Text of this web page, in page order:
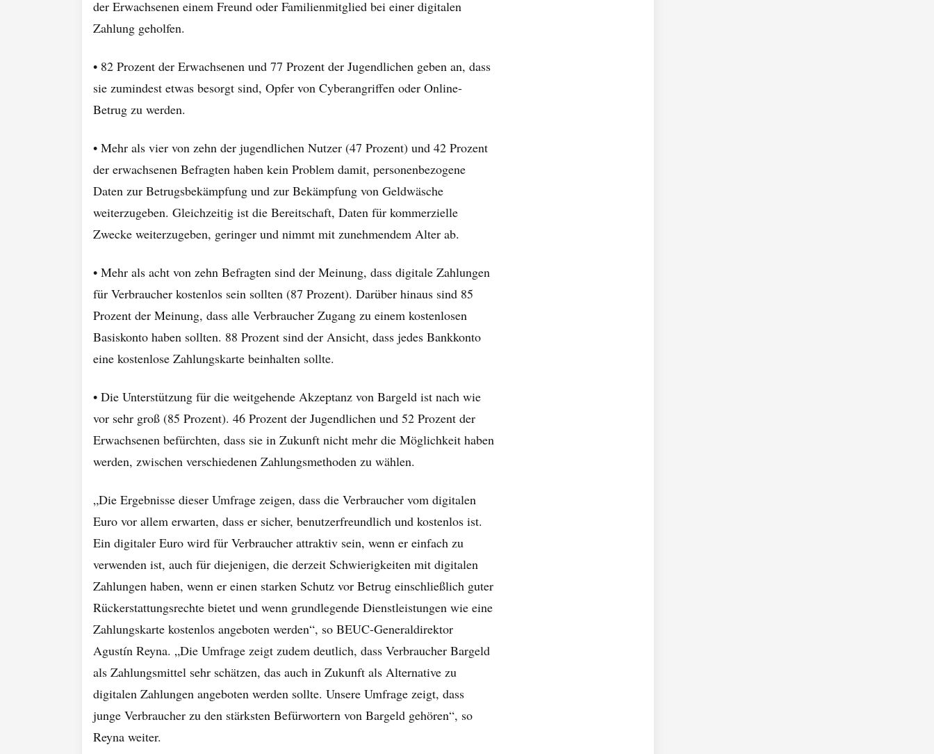
der Erwachsenen einem Freund oder Familienmitglied bei einer digitalen
Zahlung geholfen.
• 82 Prozent der Erwachsenen und 77 Prozent der Jugendlichen geben an, dass
sie zumindest etwas besorgt sind, Opfer von Cyberangriffen oder Online-
Betrug zu werden.
• Mehr als vier von zehn der jugendlichen Nutzer (47 Prozent) und 42 Prozent
der erwachsenen Befragten haben kein Problem damit, personenbezogene
Daten zur Betrugsbekämpfung und zur Bekämpfung von Geldwäsche
weiterzugeben. Gleichzeitig ist die Bereitschaft, Daten für kommerzielle
Zwecke weiterzugeben, geringer und nimmt mit zunehmendem Alter ab.
• Mehr als acht von zehn Befragten sind der Meinung, dass digitale Zahlungen
für Verbraucher kostenlos sein sollten (87 Prozent). Darüber hinaus sind 85
Prozent der Meinung, dass alle Verbraucher Zugang zu einem kostenlosen
Basiskonto haben sollten. 88 Prozent sind der Ansicht, dass jedes Bankkonto
eine kostenlose Zahlungskarte beinhalten sollte.
• Die Unterstützung für die weitgehende Akzeptanz von Bargeld ist nach wie
vor sehr groß (85 Prozent). 46 Prozent der Jugendlichen und 52 Prozent der
Erwachsenen befürchten, dass sie in Zukunft nicht mehr die Möglichkeit haben
werden, zwischen verschiedenen Zahlungsmethoden zu wählen.
„Die Ergebnisse dieser Umfrage zeigen, dass die Verbraucher vom digitalen
Euro vor allem erwarten, dass er sicher, benutzerfreundlich und kostenlos ist.
Ein digitaler Euro wird für Verbraucher attraktiv sein, wenn er einfach zu
verwenden ist, auch für diejenigen, die derzeit Schwierigkeiten mit digitalen
Zahlungen haben, wenn er einen starken Schutz vor Betrug einschließlich guter
Rückerstattungsrechte bietet und wenn grundlegende Dienstleistungen wie eine
Zahlungskarte kostenlos angeboten werden“, so BEUC-Generaldirektor
Agustín Reyna. „Die Umfrage zeigt zudem deutlich, dass Verbraucher Bargeld
als Zahlungsmittel sehr schätzen, das auch in Zukunft als Alternative zu
digitalen Zahlungen angeboten werden sollte. Unsere Umfrage zeigt, dass
junge Verbraucher zu den stärksten Befürwortern von Bargeld gehören“, so
Reyna weiter.